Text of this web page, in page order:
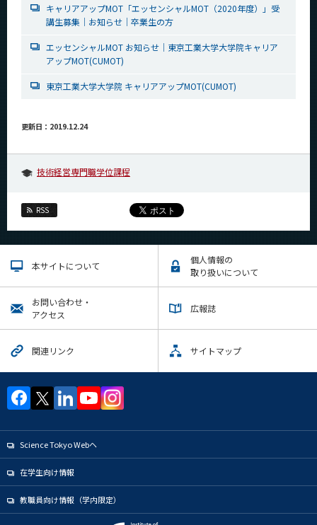
キャリアアップMOT「エッセンシャルMOT（2020年度）」受
講生募集｜お知らせ｜卒業生の方
エッセンシャルMOT お知らせ｜東京工業大学大学院キャリア
アップMOT(CUMOT)
東京工業大学大学院 キャリアアップMOT(CUMOT)
更新日：2019.12.24
技術経営専門職学位課程
RSS
本サイトについて
個人情報の
取り扱いについて
お問い合わせ・
アクセス
広報誌
関連リンク サイトマップ
Science Tokyo Webヘ
在学生向け情報
教職員向け情報（学内限定）